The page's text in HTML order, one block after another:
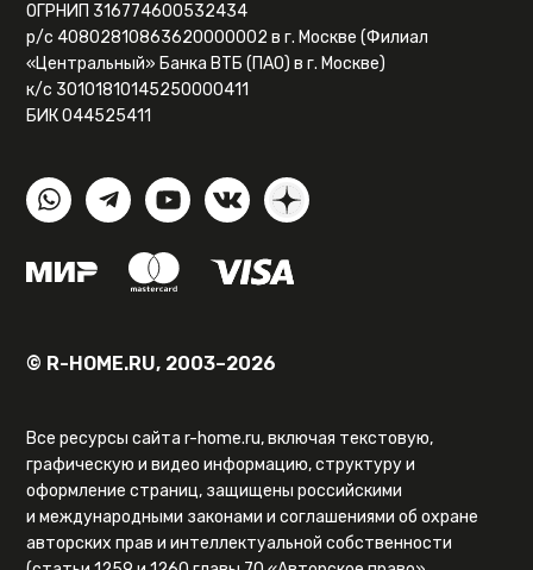
ОГРНИП 316774600532434
р/с 40802810863620000002 в г. Москве (Филиал
«Центральный» Банка ВТБ (ПАО) в г. Москве)
к/с 30101810145250000411
БИК 044525411
© R-HOME.RU, 2003–2026
Все ресурсы сайта r-home.ru, включая текстовую,
графическую и видео информацию, структуру и
оформление страниц, защищены российскими
и международными законами и соглашениями об охране
авторских прав и интеллектуальной собственности